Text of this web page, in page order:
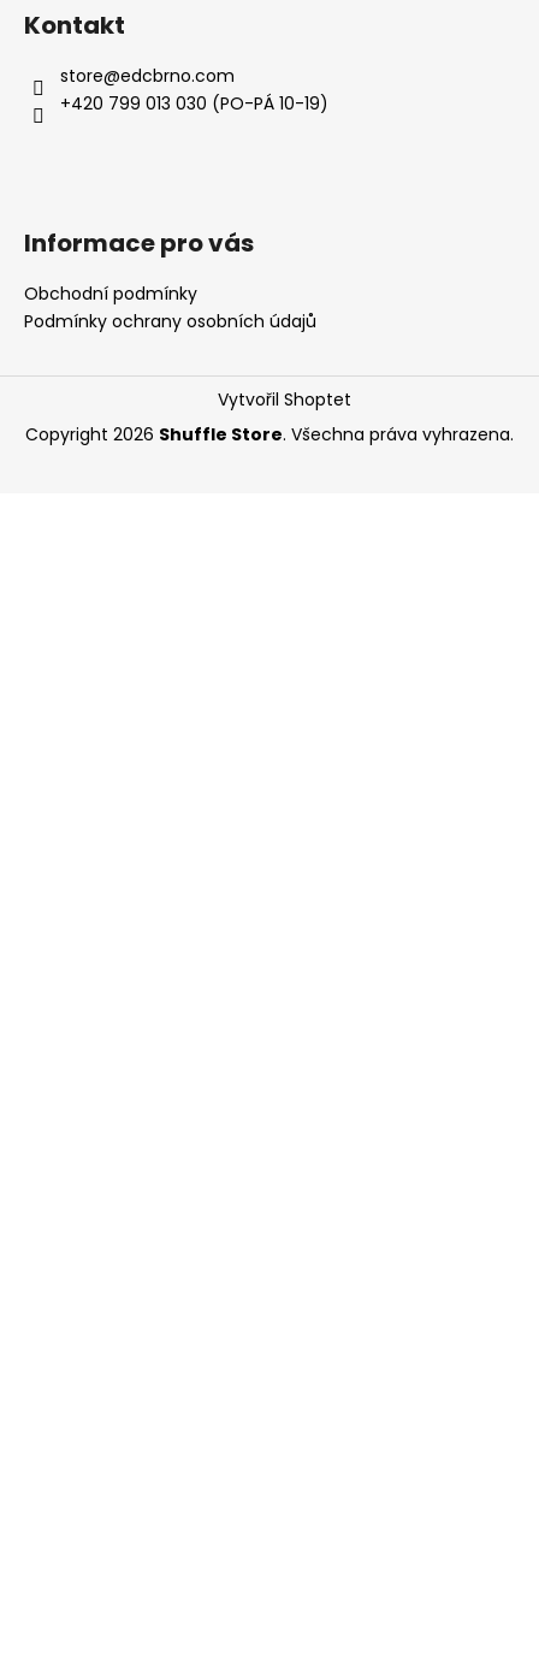
Kontakt
store@edcbrno.com
+420 799 013 030 (PO-PÁ 10-19)
Informace pro vás
Obchodní podmínky
Podmínky ochrany osobních údajů
Vytvořil Shoptet
Copyright 2026 Shuffle Store. Všechna práva vyhrazena.